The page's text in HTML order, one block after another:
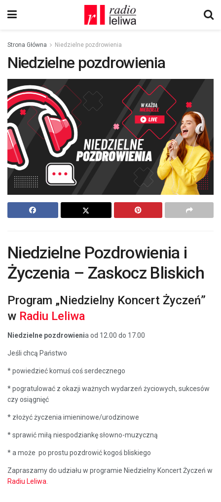
Strona Główna Niedzielne pozdrowienia
Niedzielne pozdrowienia
Niedzielne Pozdrowienia i
Życzenia – Zaskocz Bliskich
Program „Niedzielny Koncert Życzeń”
w Radiu Leliwa
Niedzielne pozdrowienia od 12.00 do 17.00
Jeśli chcą Państwo
* powiedzieć komuś coś serdecznego
* pogratulować z okazji ważnych wydarzeń życiowych, sukcesów
czy osiągnięć
* złożyć życzenia imieninowe/urodzinowe
* sprawić miłą niespodziankę słowno-muzyczną
* a może po prostu pozdrowić kogoś bliskiego
Zapraszamy do udziału w programie Niedzielny Koncert Życzeń w
Radiu Leliwa.